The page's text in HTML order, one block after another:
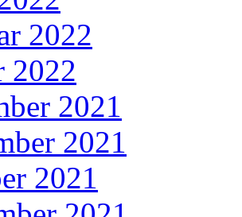
2022
2022
2021
2021
2021